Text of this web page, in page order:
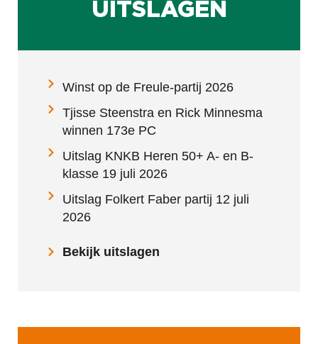
UITSLAGEN
Winst op de Freule-partij 2026
Tjisse Steenstra en Rick Minnesma
winnen 173e PC
Uitslag KNKB Heren 50+ A- en B-
klasse 19 juli 2026
Uitslag Folkert Faber partij 12 juli
2026
Bekijk uitslagen